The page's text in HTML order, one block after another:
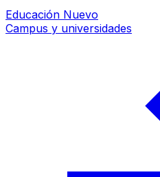
Educación Nuevo
Campus y universidades